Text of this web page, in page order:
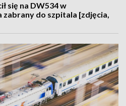
się na DW534 w
do szpitala [zdjęcia,